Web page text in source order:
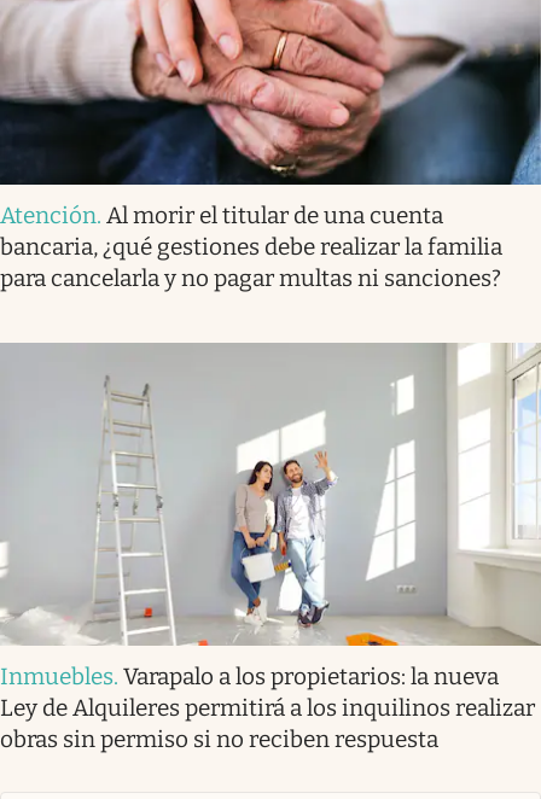
Atención. Al morir el titular de una cuenta
bancaria, ¿qué gestiones debe realizar la familia
para cancelarla y no pagar multas ni sanciones?
Inmuebles. Varapalo a los propietarios: la nueva
Ley de Alquileres permitirá a los inquilinos realizar
obras sin permiso si no reciben respuesta